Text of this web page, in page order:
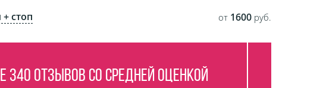
стоп от 1600 руб.
отзывов со средней оценкой